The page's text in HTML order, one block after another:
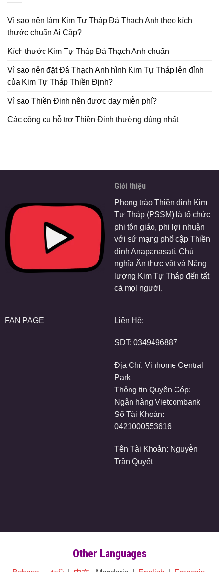
Vì sao nên làm Kim Tự Tháp Đá Thạch Anh theo kích
thước chuẩn Ai Cập?
Kích thước Kim Tự Tháp Đá Thạch Anh chuẩn
Vì sao nên đặt Đá Thạch Anh hình Kim Tự Tháp lên đỉnh
của Kim Tự Tháp Thiền Định?
Vì sao Thiền Định nên được dạy miễn phí?
Các công cụ hỗ trợ Thiền Định thường dùng nhất
Giới thiệu
Phong trào Thiền định Kim
Tự Tháp (PSSM) là tổ chức
phi tôn giáo, phi lợi nhuận
với sứ mạng phổ cập Thiền
định Anapanasati, Chủ
nghĩa Ăn thực vật và Năng
lượng Kim Tự Tháp đến tất
cả mọi người.
FAN PAGE Liên Hệ:
SDT: 0349496887
Địa Chỉ: Vinhome Central
Park
Thông tin Quyên Góp:
Ngân hàng Vietcombank
Số Tài Khoản:
0421000553616
Tên Tài Khoản: Nguyễn
Trần Quyết
Other Languages